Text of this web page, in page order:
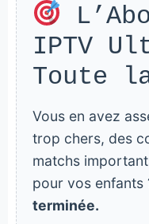
IPTV
Toute
Vous en avez
trop chers, des
matchs
pour vos enfants
terminée.